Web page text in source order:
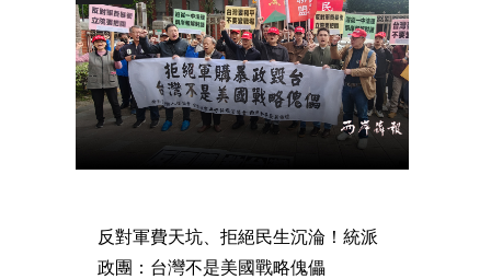
反對軍費天坑、拒絕民生沉淪！統派
政團：台灣不是美國戰略傀儡